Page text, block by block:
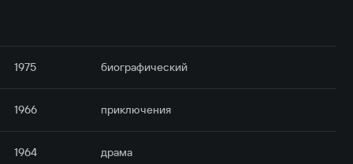
1975 биографический
1966 приключе­ния
1964 драма